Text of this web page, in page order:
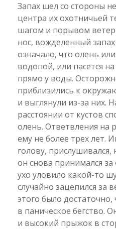
Запах шел со стороны
центра их охотничьей
шагом и порывом
нос, вожделенный запах
означало, что олень
водопой, или пасется
прямо у воды.
приблизились к
и выглянули из-за них.
расстоянии от кустов
олень. Ответвления на
ему не более трех лет.
голову,
он снова принимался за
ухо уловило какой-то
случайно зацепился за
этого было
в паническое бегство.
и высокий прыжок в